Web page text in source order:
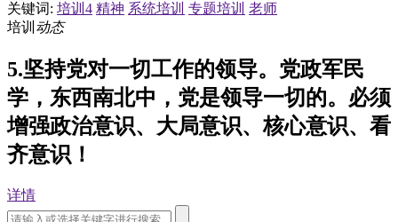
关键词: 培训4 精神 系统培训 专题培训 老师
培训 动态
5.坚持党对一切工作的领导。党政军民
学，东西南北中，党是领导一切的。必须
增强政治意识、大局意识、核心意识、看
齐意识！
详情